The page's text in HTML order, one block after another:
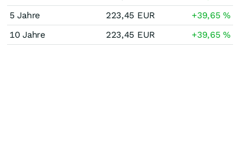
5 Jahre
223,45 EUR +39,65%
10 Jahre
223,45 EUR +39,65%